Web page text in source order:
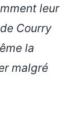
leur
Courry
la
malgré